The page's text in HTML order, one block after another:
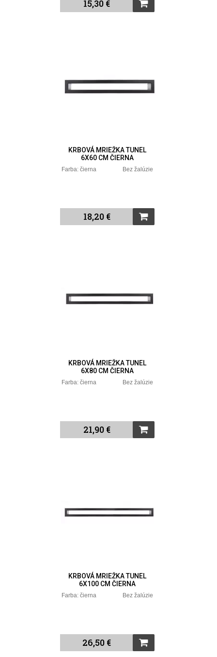
15,30 €
KRBOVÁ MRIEŽKA TUNEL
6X60 CM ČIERNA
Farba: čierna Bez žalúzie
18,20 €
KRBOVÁ MRIEŽKA TUNEL
6X80 CM ČIERNA
Farba: čierna Bez žalúzie
21,90 €
KRBOVÁ MRIEŽKA TUNEL
6X100 CM ČIERNA
Farba: čierna Bez žalúzie
26,50 €